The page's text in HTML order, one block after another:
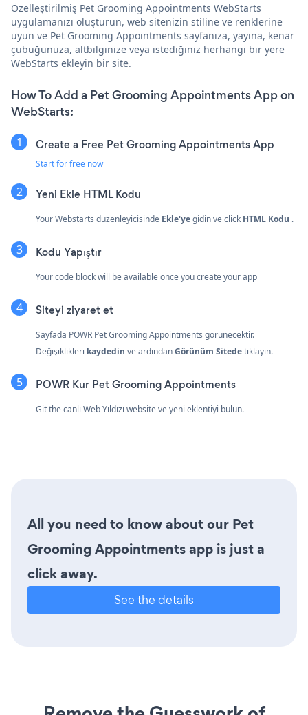
Özelleştirilmiş Pet Grooming Appointments WebStarts
uygulamanızı oluşturun, web sitenizin stiline ve renklerine
uyun ve Pet Grooming Appointments sayfanıza, yayına, kenar
çubuğunuza, altbilginize veya istediğiniz herhangi bir yere
WebStarts ekleyin bir site.
How To Add a Pet Grooming Appointments App on
WebStarts:
Create a Free Pet Grooming Appointments App
Start for free now
Yeni Ekle HTML Kodu
Your Webstarts düzenleyicisinde Ekle'yegidin ve click HTML Kodu .
Kodu Yapıştır
Your code block will be available once you create your app
Siteyi ziyaret et
Sayfada POWR Pet Grooming Appointments görünecektir.
Değişiklikleri kaydedin ve ardındanGörünüm Sitedetıklayın.
POWR Kur Pet Grooming Appointments
Git the canlı Web Yıldızı website ve yeni eklentiyi bulun.
All you need to know about our Pet
Grooming Appointments app is just a
click away.
See the details